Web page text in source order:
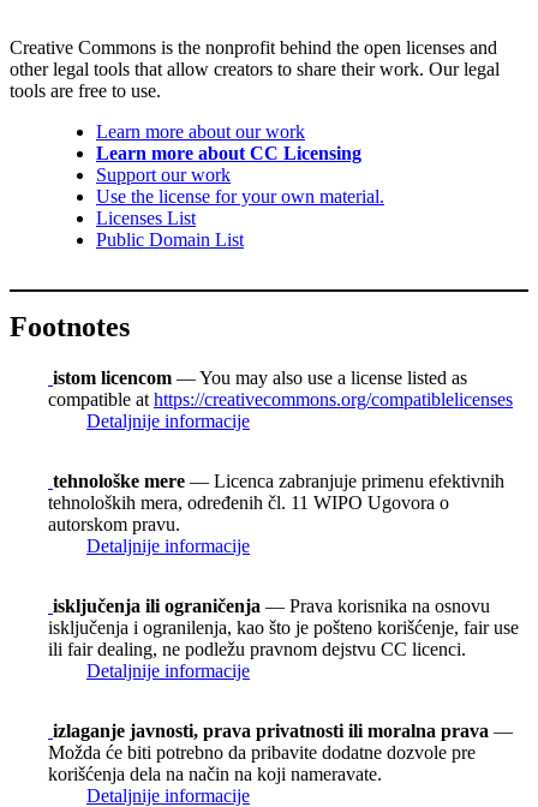
Creative Commons is the nonprofit behind the open licenses and
other legal tools that allow creators to share their work. Our legal
tools are free to use.
Learn more about our work
Learn more about CC Licensing
Support our work
Use the license for your own material.
Licenses List
Public Domain List
Footnotes
istom licencom — You may also use a license listed as
compatible at https://creativecommons.org/compatiblelicenses
Detaljnije informacije
tehnološke mere — Licenca zabranjuje primenu efektivnih
tehnoloških mera, određenih čl. 11 WIPO Ugovora o
autorskom pravu.
Detaljnije informacije
isključenja ili ograničenja — Prava korisnika na osnovu
isključenja i ogranilenja, kao što je pošteno korišćenje, fair use
ili fair dealing, ne podležu pravnom dejstvu CC licenci.
Detaljnije informacije
izlaganje javnosti, prava privatnosti ili moralna prava —
Možda će biti potrebno da pribavite dodatne dozvole pre
korišćenja dela na način na koji nameravate.
Detaljnije informacije